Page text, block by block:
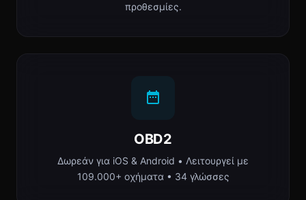
προθεσμίες.
OBD2
Δωρεάν για iOS & Android • Λειτουργεί με
109.000+ οχήματα • 34 γλώσσες